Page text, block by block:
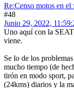
Re:Censo motos en el
#48
Junio 29, 2022,
Uno aquí con la
viene.
Se lo de los
mucho tiempo (de
tirón en modo sport,
(24kms) diarios y la